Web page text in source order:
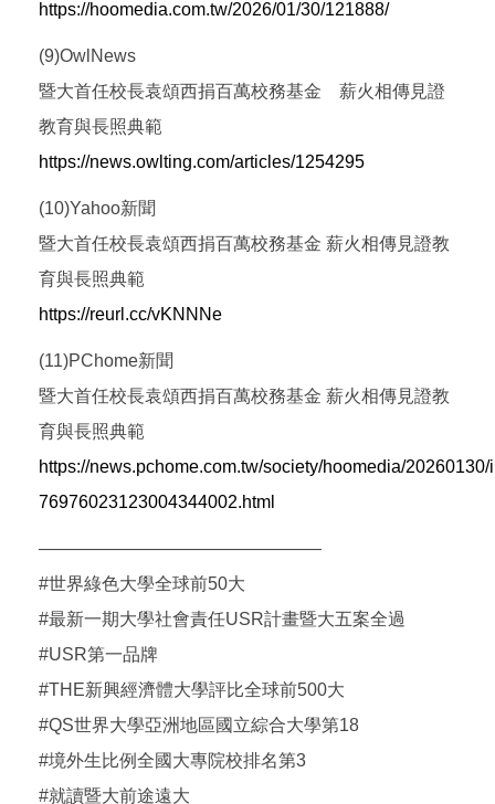
https://hoomedia.com.tw/2026/01/30/121888/
(9)OwlNews
暨大首任校長袁頌西捐百萬校務基金 薪火相傳見證
教育與長照典範
https://news.owlting.com/articles/1254295
(10)Yahoo新聞
暨大首任校長袁頌西捐百萬校務基金 薪火相傳見證教
育與長照典範
https://reurl.cc/vKNNNe
(11)PChome新聞
暨大首任校長袁頌西捐百萬校務基金 薪火相傳見證教
育與長照典範
https://news.pchome.com.tw/society/hoomedia/20260130/
76976023123004344002.html
————————————————
#世界綠色大學全球前50大
#最新一期大學社會責任USR計畫暨大五案全過
#USR第一品牌
#THE新興經濟體大學評比全球前500大
#QS世界大學亞洲地區國立綜合大學第18
#境外生比例全國大專院校排名第3
#就讀暨大前途遠大